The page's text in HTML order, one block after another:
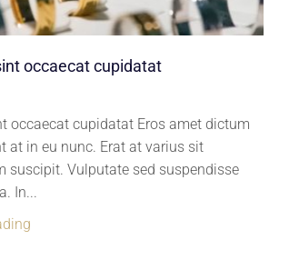
occaecat cupidatat
occaecat cupidatat Eros amet dictum
at in eu nunc. Erat at varius sit
suscipit. Vulputate sed suspendisse
In...